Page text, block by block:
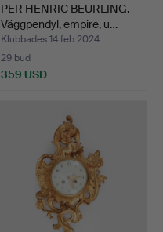
PER HENRIC BEURLING.
Väggpendyl, empire, u…
Klubbades 14 feb 2024
29 bud
359 USD